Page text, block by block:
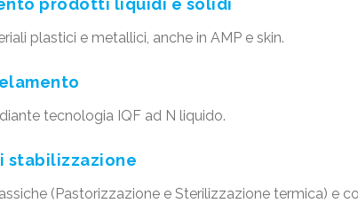
prodotti liquidi e solidi
plastici e metallici, anche in AMP e skin.
tecnologia IQF ad N liquido.
stabilizzazione
(Pastorizzazione e Sterilizzazione termica) e